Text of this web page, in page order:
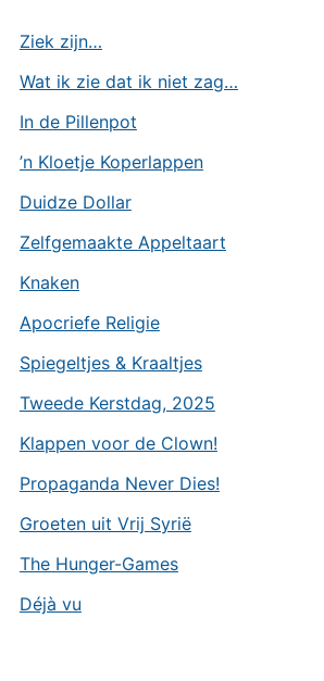
Ziek zijn…
Wat ik zie dat ik niet zag…
In de Pillenpot
’n Kloetje Koperlappen
Duidze Dollar
Zelfgemaakte Appeltaart
Knaken
Apocriefe Religie
Spiegeltjes & Kraaltjes
Tweede Kerstdag, 2025
Klappen voor de Clown!
Propaganda Never Dies!
Groeten uit Vrij Syrië
The Hunger-Games
Déjà vu